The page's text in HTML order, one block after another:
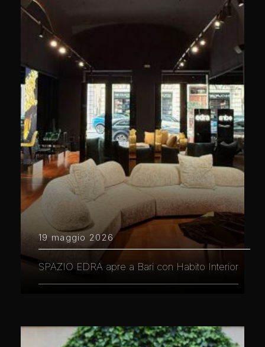
19 maggio 2026
SPAZIO EDRA apre a Bari con Habito Interior